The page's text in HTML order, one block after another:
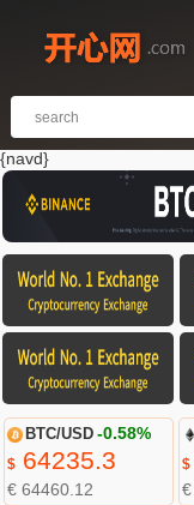
{navd}
BTC/USD -0.58%
$64235.3
€ 64460.12
$